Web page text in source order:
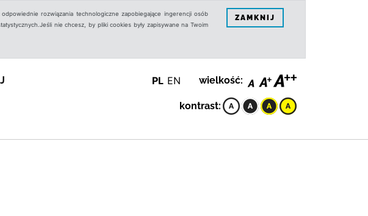
rozwiązania technologiczne zapobiegające ingerencji osób
nie chcesz, by pliki cookies były zapisywane na Twoim
ZAMKNIJ
PL EN wielkość:
kontrast: